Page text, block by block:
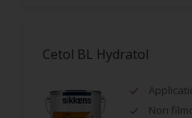
Cetol BL Hydratol
Non